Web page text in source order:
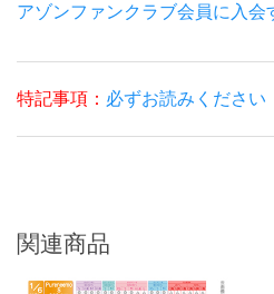
アゾンファンクラブ会員に入
特記事項： 必ずお読みください
関連商品